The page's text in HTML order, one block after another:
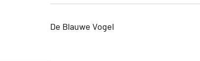
De Blauwe Vogel